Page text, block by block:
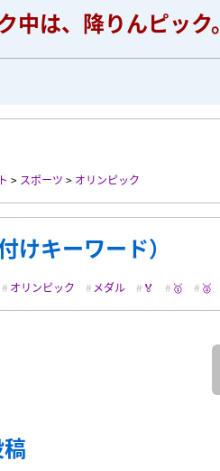
中は、降りんピック。
> スポーツ > オリンピック
けキーワード）
オリンピック メダル 🏅 🥇 🥈